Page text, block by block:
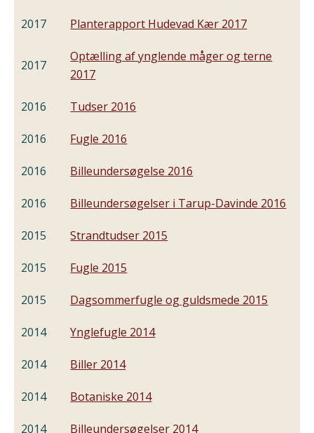
2017 Planterapport Hudevad Kær 2017
2017
Optælling af ynglende måger og terne
2017
2016 Tudser 2016
2016 Fugle 2016
2016 Billeundersøgelse 2016
2016 Billeundersøgelser i Tarup-Davinde 2016
2015 Strandtudser 2015
2015 Fugle 2015
2015 Dagsommerfugle og guldsmede 2015
2014 Ynglefugle 2014
2014 Biller 2014
2014 Botaniske 2014
2014 Billeundersøgelser 2014